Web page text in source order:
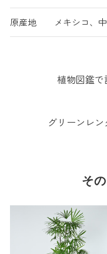
原産地 メキシコ、
植物図鑑で
グリーンレ
そ